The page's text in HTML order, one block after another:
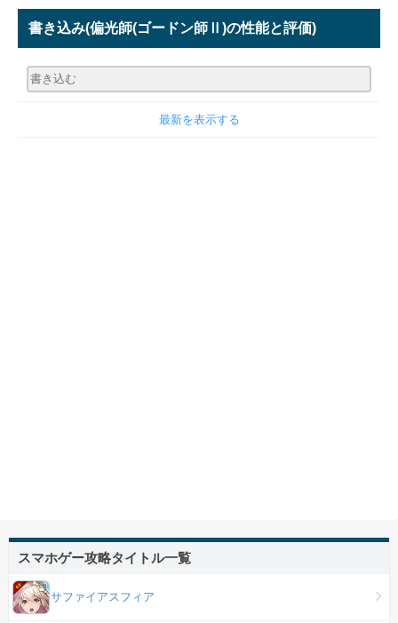
書き込み(偏光師(ゴードン師Ⅱ)の性能と評価)
最新を表示する
スマホゲー攻略タイトル一覧
サファイアスフィア